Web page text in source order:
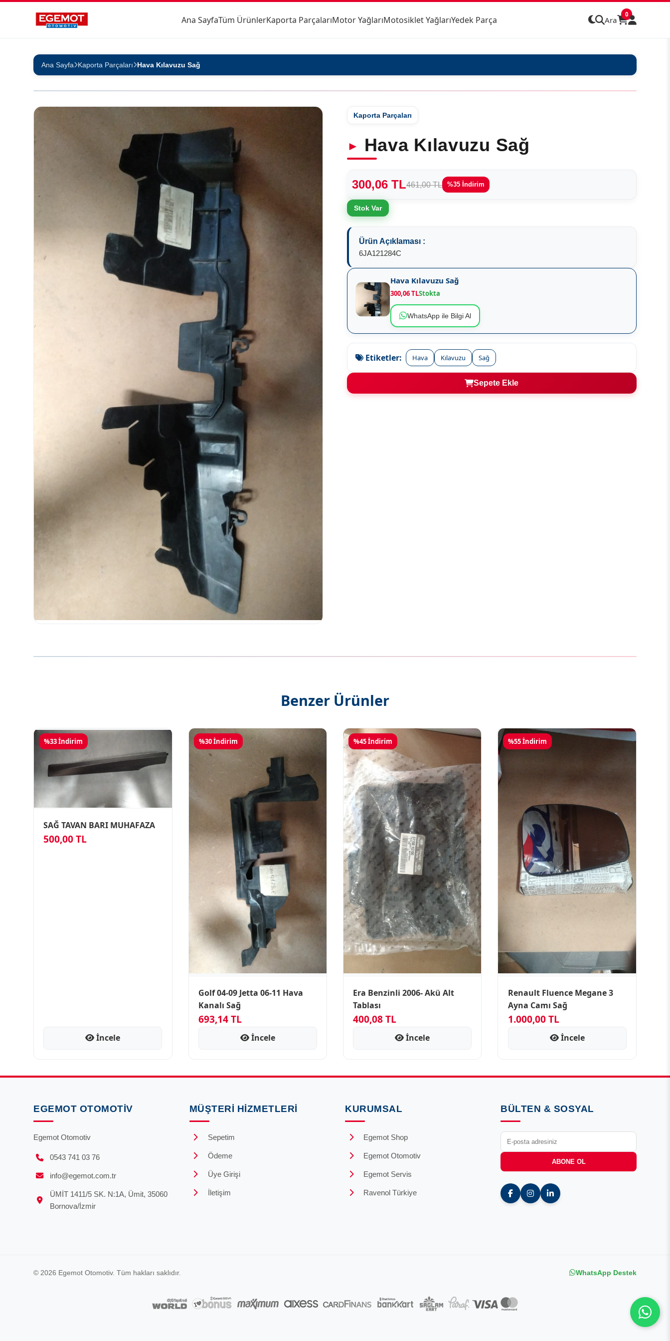
Ana SayfaTüm ÜrünlerKaporta ParçalarıMotor YağlarıMotosiklet YağlarıYedek Parça Ara
0
Ana Sayfa Kaporta Parçaları Hava Kılavuzu Sağ
Kaporta Parçaları
Hava Kılavuzu Sağ
300,06 TL461,00 TL %35 İndirim
Stok Var
Ürün Açıklaması :
6JA121284C
Hava Kılavuzu Sağ
300,06 TLStokta
WhatsApp ile Bilgi Al
Etiketler: Hava Kılavuzu Sağ
Sepete Ekle
Benzer Ürünler
%33 İndirim
SAĞ TAVAN BARI MUHAFAZA
500,00 TL
İncele
%30 İndirim
Golf 04-09 Jetta 06-11 Hava
Kanalı Sağ
693,14 TL
İncele
%45 İndirim
Era Benzinli 2006- Akü Alt
Tablası
400,08 TL
İncele
%55 İndirim
Renault Fluence Megane 3
Ayna Camı Sağ
1.000,00 TL
İncele
EGEMOT OTOMOTIV
Egemot Otomotiv
0543 741 03 76
info@egemot.com.tr
ÜMİT 1411/5 SK. N:1A, Ümit, 35060
Bornova/İzmir
MÜŞTERI HIZMETLERI
Sepetim
Ödeme
Üye Girişi
İletişim
KURUMSAL
Egemot Shop
Egemot Otomotiv
Egemot Servis
Ravenol Türkiye
BÜLTEN & SOSYAL
ABONE OL
© 2026 Egemot Otomotiv. Tüm hakları saklıdır. WhatsApp Destek